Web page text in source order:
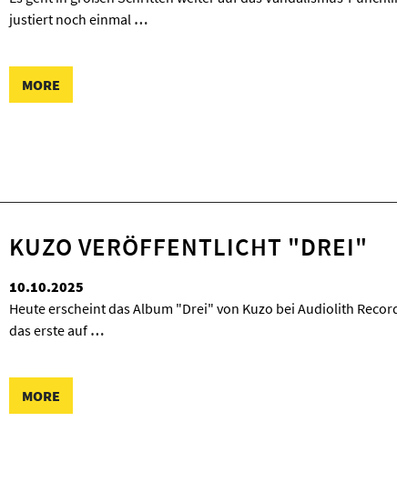
justiert noch einmal …
MORE
KUZO VERÖFFENTLICHT "DREI"
10.10.2025
Heute erscheint das Album "Drei" von Kuzo bei Audiolith
das erste auf …
MORE